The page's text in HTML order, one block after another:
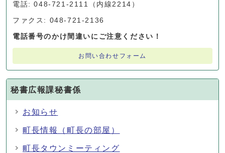
電話: 048-721-2111（内線2214）
ファクス: 048-721-2136
電話番号のかけ間違いにご注意ください！
お問い合わせフォーム
秘書広報課秘書係
お知らせ
町長情報（町長の部屋）
町長タウンミーティング